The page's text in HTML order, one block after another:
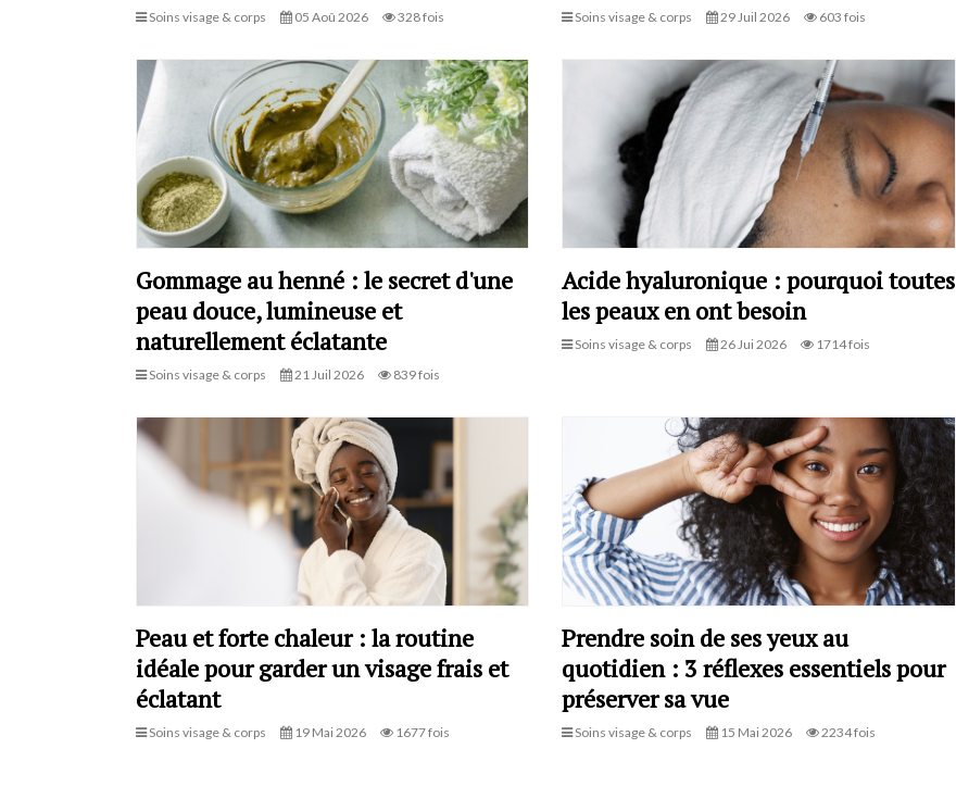
Soins visage & corps 05 Aoû 2026 328 fois Soins visage & corps 29 Juil 2026 603 fois
Gommage au henné : le secret d'une
peau douce, lumineuse et
naturellement éclatante
Soins visage & corps 21 Juil 2026 839 fois
Acide hyaluronique : pourquoi toutes
les peaux en ont besoin
Soins visage & corps 26 Jui 2026 1714 fois
Peau et forte chaleur : la routine
idéale pour garder un visage frais et
éclatant
Soins visage & corps 19 Mai 2026 1677 fois
Prendre soin de ses yeux au
quotidien : 3 réflexes essentiels pour
préserver sa vue
Soins visage & corps 15 Mai 2026 2234 fois